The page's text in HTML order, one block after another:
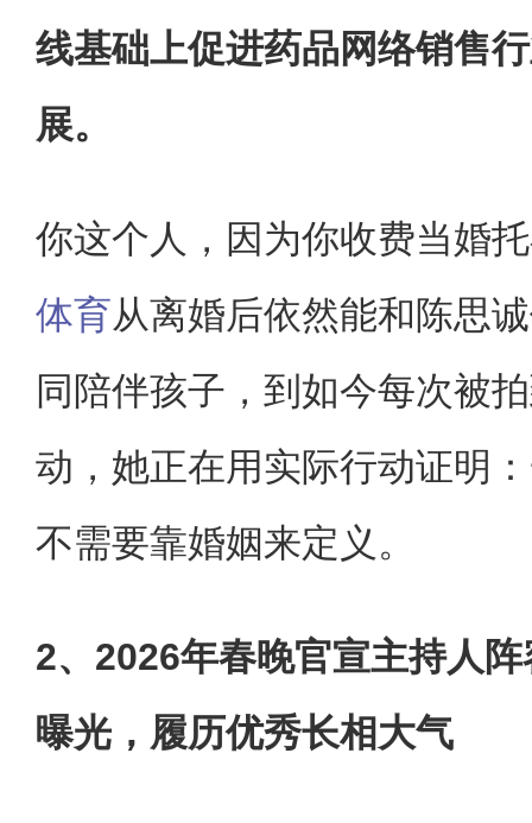
线基础上促进药品网络销售
展。
你这个人，因为你收费当婚
体育从离婚后依然能和陈思
同陪伴孩子，到如今每次被
动，她正在用实际行动证明
不需要靠婚姻来定义。
2、2026年春晚官宣主持人
曝光，履历优秀长相大气